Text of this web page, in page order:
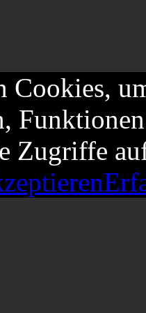
Cookies,
Zugriffe